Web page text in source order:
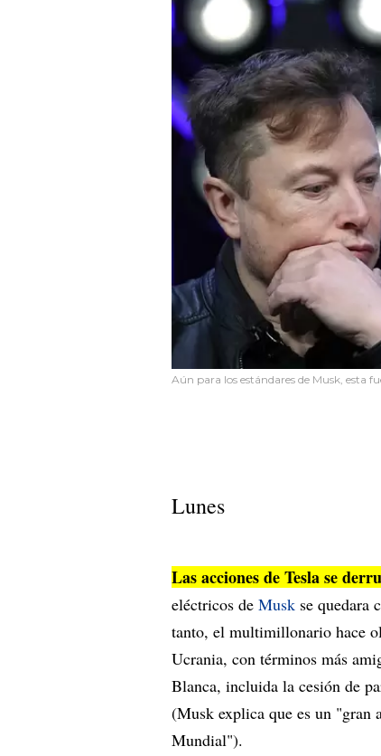
Aún para los estándares de Musk, esta
Lunes
Las acciones de Tesla se
eléctricos de Musk se quedara
tanto, el multimillonario hace
Ucrania, con términos más
Blanca, incluida la cesión de
(Musk explica que es un "gran
Mundial").